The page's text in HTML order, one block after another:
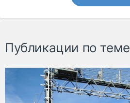
Публикации по теме